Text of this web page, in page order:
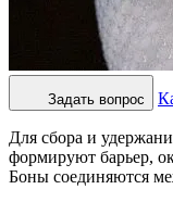
Задать вопрос
Для сбора и
формируют барьер,
Боны соединяются